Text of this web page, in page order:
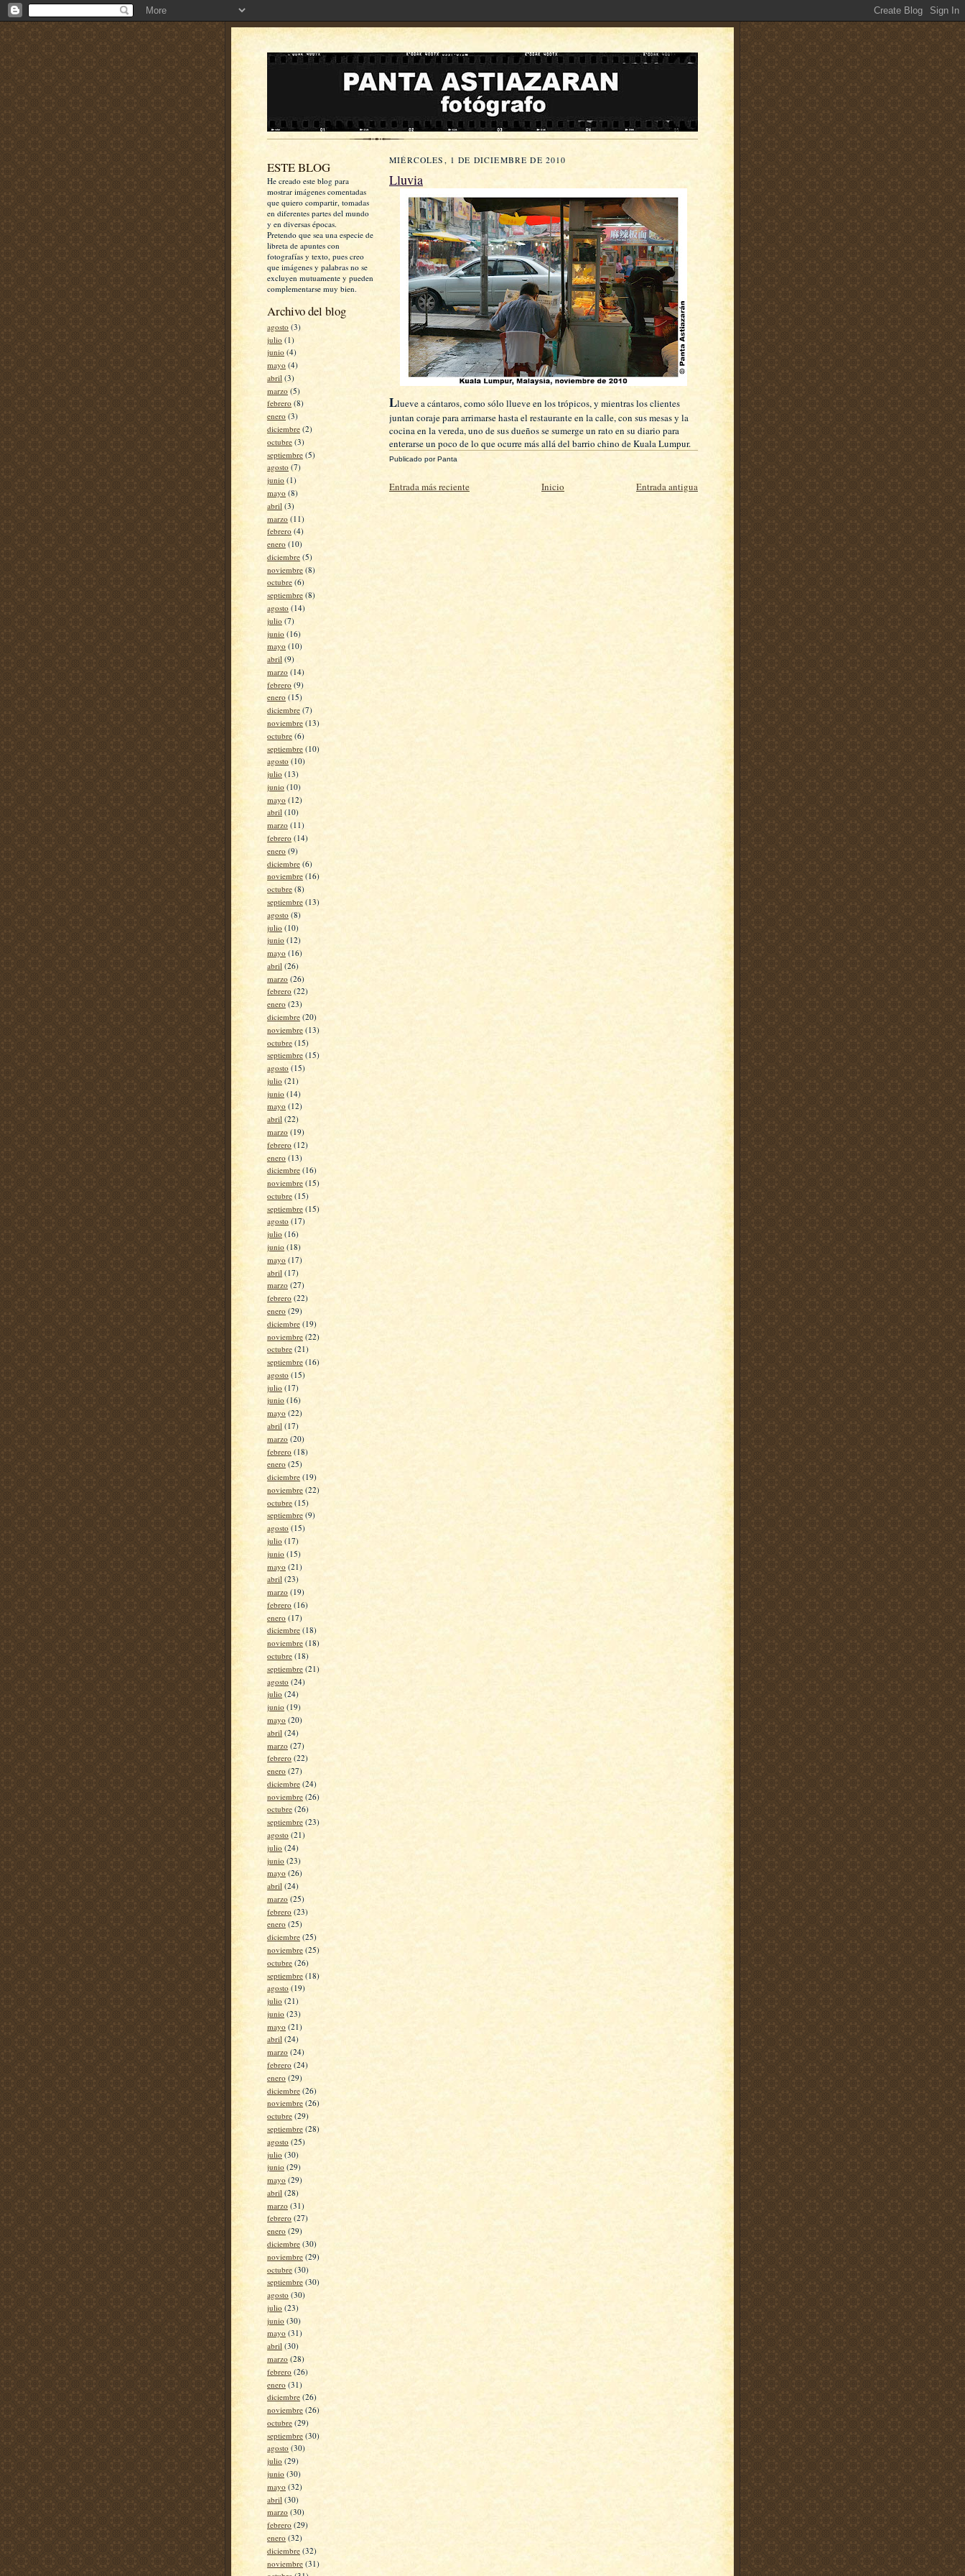
ESTE BLOG
He creado este blog para
mostrar imágenes comentadas
que quiero compartir, tomadas
en diferentes partes del mundo
y en diversas épocas.
Pretendo que sea una especie de
libreta de apuntes con
fotografías y texto, pues creo
que imágenes y palabras no se
excluyen mutuamente y pueden
complementarse muy bien.
Archivo del blog
agosto (3)
julio (1)
junio (4)
mayo (4)
abril (3)
marzo (5)
febrero (8)
enero (3)
diciembre (2)
octubre (3)
septiembre (5)
agosto (7)
junio (1)
mayo (8)
abril (3)
marzo (11)
febrero (4)
enero (10)
diciembre (5)
noviembre (8)
octubre (6)
septiembre (8)
agosto (14)
julio (7)
junio (16)
mayo (10)
abril (9)
marzo (14)
febrero (9)
enero (15)
diciembre (7)
noviembre (13)
octubre (6)
septiembre (10)
agosto (10)
julio (13)
junio (10)
mayo (12)
abril (10)
marzo (11)
febrero (14)
enero (9)
diciembre (6)
noviembre (16)
octubre (8)
septiembre (13)
agosto (8)
julio (10)
junio (12)
mayo (16)
abril (26)
marzo (26)
febrero (22)
enero (23)
diciembre (20)
noviembre (13)
octubre (15)
septiembre (15)
agosto (15)
julio (21)
junio (14)
mayo (12)
abril (22)
marzo (19)
febrero (12)
enero (13)
diciembre (16)
noviembre (15)
octubre (15)
septiembre (15)
agosto (17)
julio (16)
junio (18)
mayo (17)
abril (17)
marzo (27)
febrero (22)
enero (29)
diciembre (19)
noviembre (22)
octubre (21)
septiembre (16)
agosto (15)
julio (17)
junio (16)
mayo (22)
abril (17)
marzo (20)
febrero (18)
enero (25)
diciembre (19)
noviembre (22)
octubre (15)
septiembre (9)
agosto (15)
julio (17)
junio (15)
mayo (21)
abril (23)
marzo (19)
febrero (16)
enero (17)
diciembre (18)
noviembre (18)
octubre (18)
septiembre (21)
agosto (24)
julio (24)
junio (19)
mayo (20)
abril (24)
marzo (27)
febrero (22)
enero (27)
diciembre (24)
noviembre (26)
octubre (26)
septiembre (23)
agosto (21)
julio (24)
junio (23)
mayo (26)
abril (24)
marzo (25)
febrero (23)
enero (25)
diciembre (25)
noviembre (25)
octubre (26)
septiembre (18)
agosto (19)
julio (21)
junio (23)
mayo (21)
abril (24)
marzo (24)
febrero (24)
enero (29)
diciembre (26)
noviembre (26)
octubre (29)
septiembre (28)
agosto (25)
julio (30)
junio (29)
mayo (29)
abril (28)
marzo (31)
febrero (27)
enero (29)
diciembre (30)
noviembre (29)
octubre (30)
septiembre (30)
agosto (30)
julio (23)
junio (30)
mayo (31)
abril (30)
marzo (28)
febrero (26)
enero (31)
diciembre (26)
noviembre (26)
octubre (29)
septiembre (30)
agosto (30)
julio (29)
junio (30)
mayo (32)
abril (30)
marzo (30)
febrero (29)
enero (32)
diciembre (32)
noviembre (31)
MIÉRCOLES, 1 DE DICIEMBRE DE 2010
Lluvia
Llueve a cántaros, como sólo llueve en los trópicos, y mientras los clientes
juntan coraje para arrimarse hasta el restaurante en la calle, con sus mesas y la
cocina en la vereda, uno de sus dueños se sumerge un rato en su diario para
enterarse un poco de lo que ocurre más allá del barrio chino de Kuala Lumpur.
Publicado porPanta
Entrada más reciente Entrada antigua
Inicio